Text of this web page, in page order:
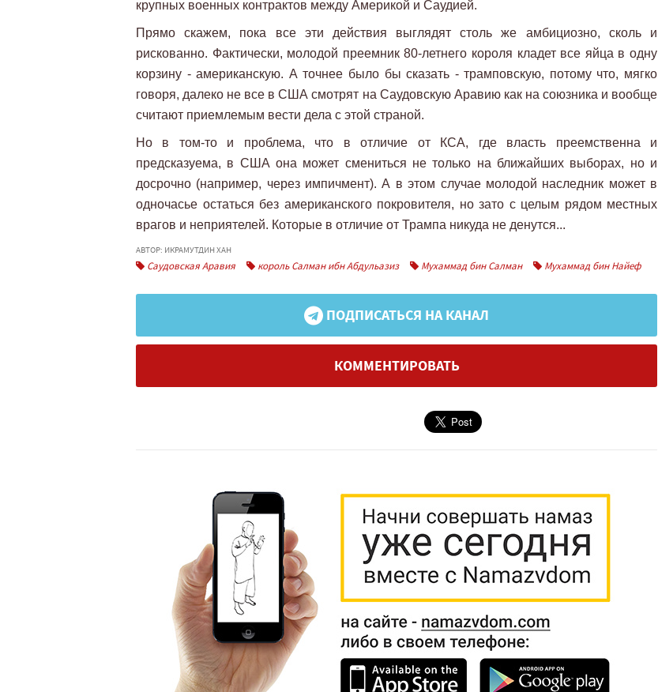
крупных военных контрактов между Америкой и Саудией.
Прямо скажем, пока все эти действия выглядят столь же амбициозно, сколь и
рискованно. Фактически, молодой преемник 80-летнего короля кладет все яйца в одну
корзину - американскую. А точнее было бы сказать - трамповскую, потому что, мягко
говоря, далеко не все в США смотрят на Саудовскую Аравию как на союзника и вообще
считают приемлемым вести дела с этой страной.
Но в том-то и проблема, что в отличие от КСА, где власть преемственна и
предсказуема, в США она может смениться не только на ближайших выборах, но и
досрочно (например, через импичмент). А в этом случае молодой наследник может в
одночасье остаться без американского покровителя, но зато с целым рядом местных
врагов и неприятелей. Которые в отличие от Трампа никуда не денутся...
АВТОР: ИКРАМУТДИН ХАН
Саудовская Аравия король Салман ибн Абдульазиз Мухаммад бин Салман Мухаммад бин Найеф
ПОДПИСАТЬСЯ НА КАНАЛ
КОММЕНТИРОВАТЬ